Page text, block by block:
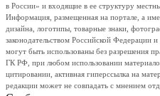
в России» и входящие в ее структуру
Информация, размещенная на портале, а
дизайна, логотипы, товарные знаки,
законодательством Российской
могут быть использованы без разрешения
ГК РФ, при любом использовании
цитировании, активная гиперссылка на
редакции может не совпадать с мнением